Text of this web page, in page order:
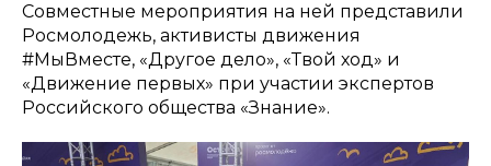
Совместные мероприятия на ней представили
Росмолодежь, активисты движения
#МыВместе, «Другое дело», «Твой ход» и
«Движение первых» при участии экспертов
Российского общества «Знание».